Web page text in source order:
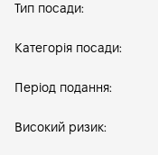
Тип посади:
Категорія посади:
Період подання:
Високий ризик: